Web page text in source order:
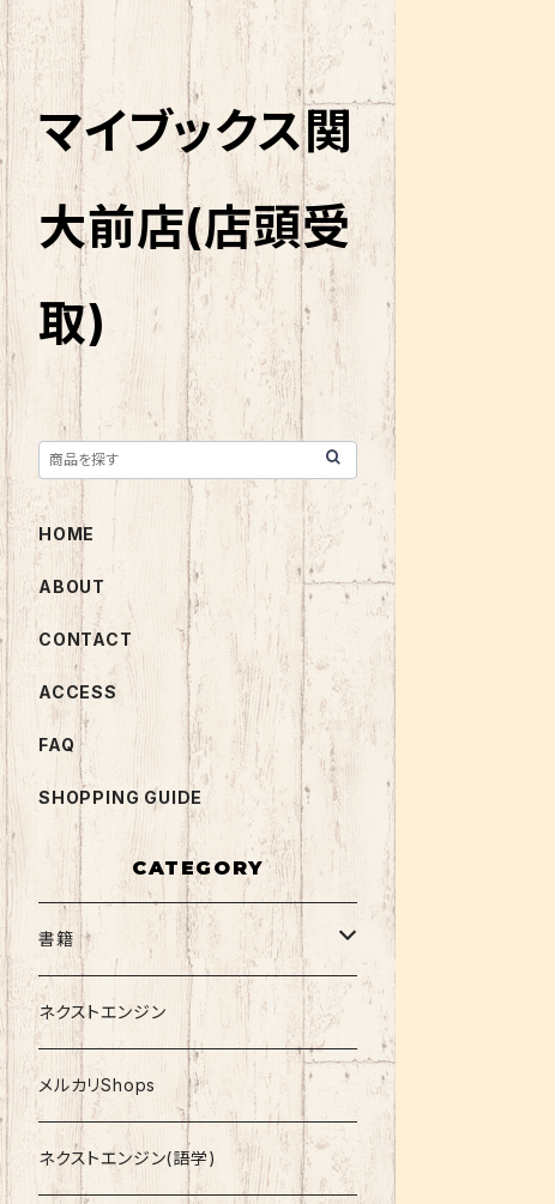
マイブックス関
大前店(店頭受
取)
HOME
ABOUT
CONTACT
ACCESS
FAQ
SHOPPING GUIDE
CATEGORY
書籍
関西大学テキスト
就活
資格
ネクストエンジン
メルカリShops
ネクストエンジン(語学)